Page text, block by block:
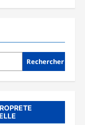
Rechercher